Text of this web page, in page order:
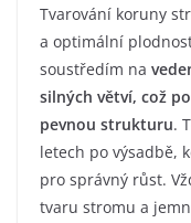
Tvarování koruny
a optimální
soustředím na
silných větví, což
pevnou strukturu.
letech po výsadbě,
pro správný růst.
tvaru stromu a